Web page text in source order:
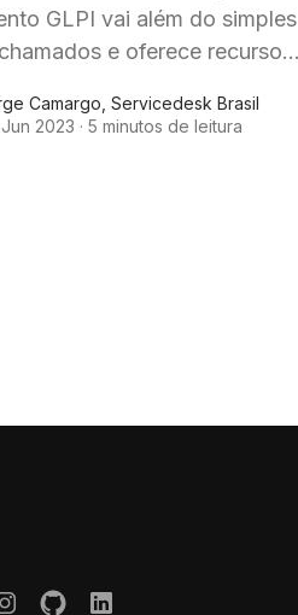
GLPI vai além do simples
e oferece recursos
diversos processos
Camargo Servicedesk Brasil
2023 · 5 minutos de leitura